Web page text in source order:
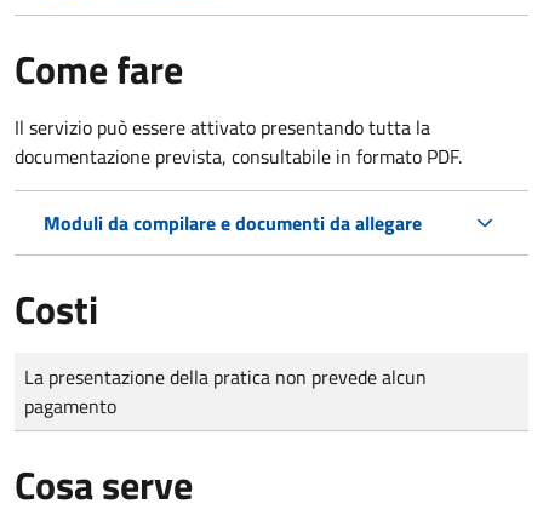
Come fare
Il servizio può essere attivato presentando tutta la
documentazione prevista, consultabile in formato PDF.
Moduli da compilare e documenti da allegare
Costi
Tipo di pagamento
Importo
La presentazione della pratica non prevede alcun
pagamento
Cosa serve